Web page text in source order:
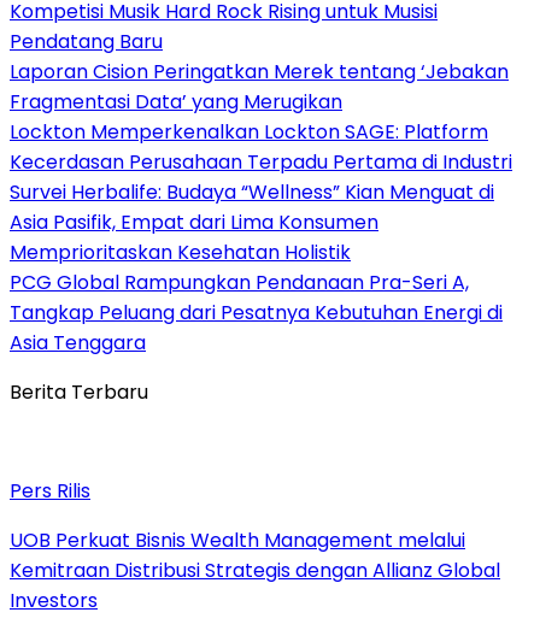
Kompetisi Musik Hard Rock Rising untuk Musisi
Pendatang Baru
Laporan Cision Peringatkan Merek tentang ‘Jebakan
Fragmentasi Data’ yang Merugikan
Lockton Memperkenalkan Lockton SAGE: Platform
Kecerdasan Perusahaan Terpadu Pertama di Industri
Survei Herbalife: Budaya “Wellness” Kian Menguat di
Asia Pasifik, Empat dari Lima Konsumen
Memprioritaskan Kesehatan Holistik
PCG Global Rampungkan Pendanaan Pra-Seri A,
Tangkap Peluang dari Pesatnya Kebutuhan Energi di
Asia Tenggara
Berita Terbaru
Pers Rilis
UOB Perkuat Bisnis Wealth Management melalui
Kemitraan Distribusi Strategis dengan Allianz Global
Investors